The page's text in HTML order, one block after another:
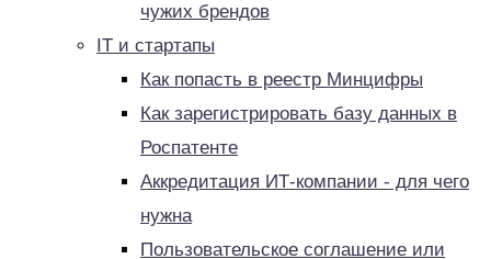
чужих брендов
IT и стартапы
Как попасть в реестр Минцифры
Как зарегистрировать базу данных в
Роспатенте
Аккредитация ИТ-компании - для чего
нужна
Пользовательское соглашение или